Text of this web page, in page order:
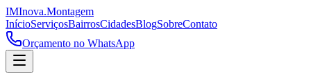
IMInova.Montagem
InícioServiçosBairrosCidadesBlogSobreContato
Orçamento no WhatsApp